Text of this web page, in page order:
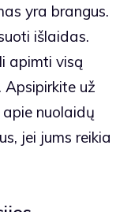
yra brangus.
išlaidas.
apimti visą
už
nuolaidų
jei jums reikia